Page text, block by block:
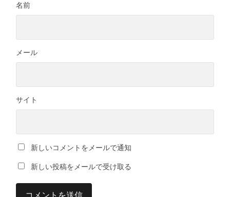
名前
メール
サイト
新しいコメントをメールで通知
新しい投稿をメールで受け取る